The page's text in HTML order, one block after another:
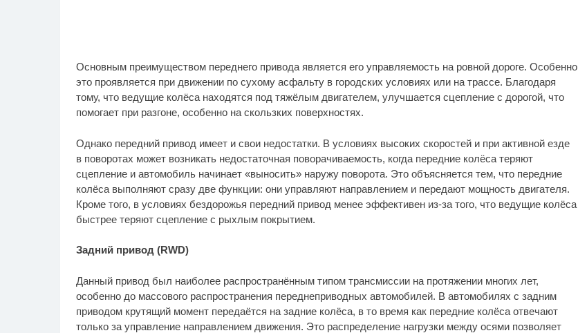
Основным преимуществом переднего привода является его управляемость на ровной дороге. Особенно
это проявляется при движении по сухому асфальту в городских условиях или на трассе. Благодаря
тому, что ведущие колёса находятся под тяжёлым двигателем, улучшается сцепление с дорогой, что
помогает при разгоне, особенно на скользких поверхностях.
Однако передний привод имеет и свои недостатки. В условиях высоких скоростей и при активной езде
в поворотах может возникать недостаточная поворачиваемость, когда передние колёса теряют
сцепление и автомобиль начинает «выносить» наружу поворота. Это объясняется тем, что передние
колёса выполняют сразу две функции: они управляют направлением и передают мощность двигателя.
Кроме того, в условиях бездорожья передний привод менее эффективен из-за того, что ведущие колёса
быстрее теряют сцепление с рыхлым покрытием.
Задний привод (RWD)
Данный привод был наиболее распространённым типом трансмиссии на протяжении многих лет,
особенно до массового распространения переднеприводных автомобилей. В автомобилях с задним
приводом крутящий момент передаётся на задние колёса, в то время как передние колёса отвечают
только за управление направлением движения. Это распределение нагрузки между осями позволяет